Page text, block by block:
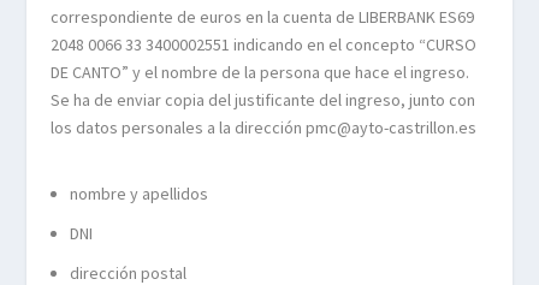
correspondiente de euros en la cuenta de LIBERBANK ES69
2048 0066 33 3400002551 indicando en el concepto “CURSO
DE CANTO” y el nombre de la persona que hace el ingreso.
Se ha de enviar copia del justificante del ingreso, junto con
los datos personales a la dirección pmc@ayto-castrillon.es
nombre y apellidos
DNI
dirección postal